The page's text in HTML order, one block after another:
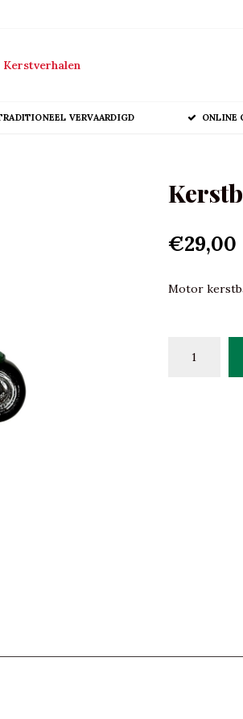
Kerstverhalen
VERVAARDIGD ONLINE
€29,00
Motor